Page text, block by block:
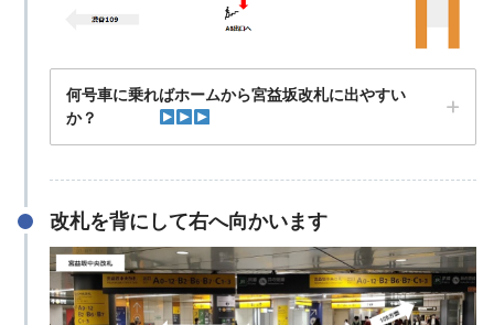
何号車に乗ればホームから宮益坂改札に出やすい
か？
改札を背にして右へ向かいます